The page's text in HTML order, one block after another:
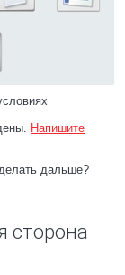
Напишите
дальше?
сторона